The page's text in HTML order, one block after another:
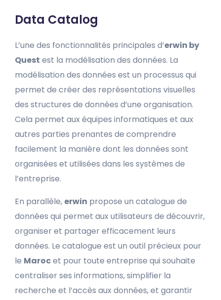
Data Catalog
L’une des fonctionnalités principales d’erwin by
Quest est la modélisation des données. La
modélisation des données est un processus qui
permet de créer des représentations visuelles
des structures de données d’une organisation.
Cela permet aux équipes informatiques et aux
autres parties prenantes de comprendre
facilement la manière dont les données sont
organisées et utilisées dans les systèmes de
l’entreprise.
En parallèle, erwin propose un catalogue de
données qui permet aux utilisateurs de découvrir,
organiser et partager efficacement leurs
données. Le catalogue est un outil précieux pour
le Marocet pour toute entreprise qui souhaite
centraliser ses informations, simplifier la
recherche et l’accès aux données, et garantir